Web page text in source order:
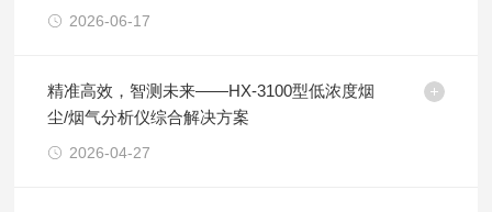
2026-06-17
精准高效，智测未来——HX-3100型低浓度烟
尘/烟气分析仪综合解决方案
2026-04-27